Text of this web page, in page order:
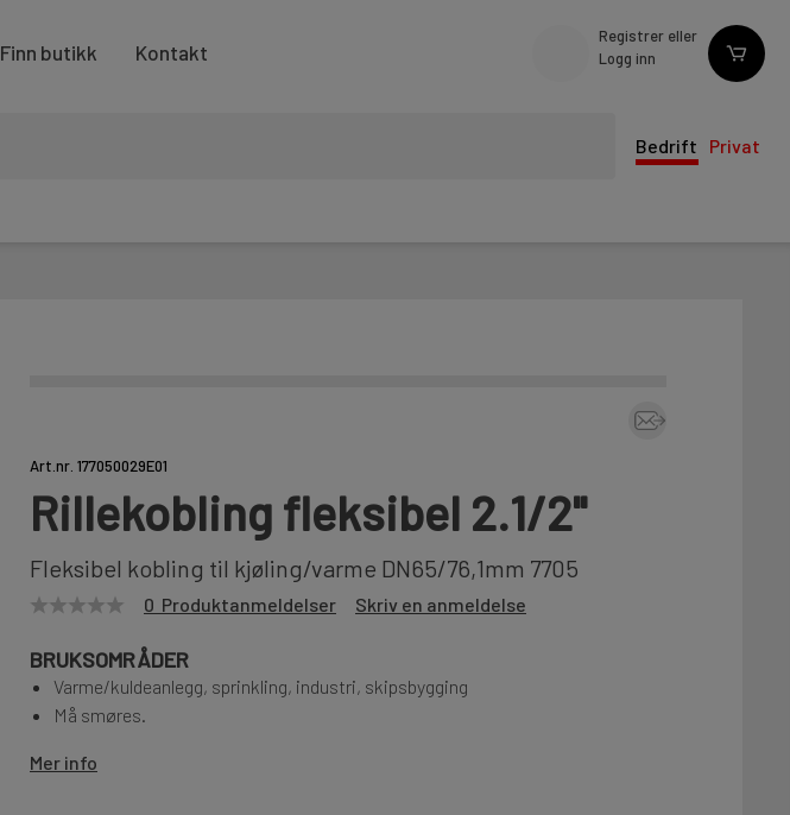
Finn butikk Kontakt
Registrer eller
Logg inn
Bedrift Privat
Art.nr. 177050029E01
Rillekobling fleksibel 2.1/2"
Fleksibel kobling til kjøling/varme DN65/76,1mm 7705
0 Produktanmeldelser Skriv en anmeldelse
BRUKSOMRÅDER
Varme/kuldeanlegg, sprinkling, industri, skipsbygging
Må smøres.
Mer info